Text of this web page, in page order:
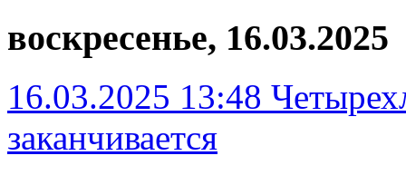
воскресенье, 16.03.2025
16.03.2025 13:48
заканчивается